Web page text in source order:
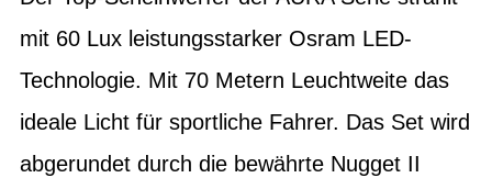
mit 60 Lux leistungsstarker Osram LED-
Technologie. Mit 70 Metern Leuchtweite das
ideale Licht für sportliche Fahrer. Das Set wird
abgerundet durch die bewährte Nugget II